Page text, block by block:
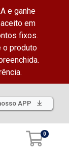
e ganhe
em
fixos.
o produto
APP
0